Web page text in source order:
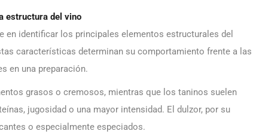
estructura del vino
identificar los principales elementos estructurales del
características determinan su comportamiento frente a las
en una preparación.
grasos o cremosos, mientras que los taninos suelen
jugosidad o una mayor intensidad. El dulzor, por su
o especialmente especiados.